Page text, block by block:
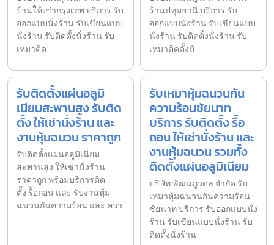
ร้านให้เช่ากรุงเทพ บริการ รับ
ออกแบบนั่งร้าน รับเขียนแบบ
นั่งร้าน รับติดตั้งนั่งร้าน รับ
เหมาติด
ร้านปทุมธานี บริการ รับ
ออกแบบนั่งร้าน รับเขียนแบบ
นั่งร้าน รับติดตั้งนั่งร้าน รับ
เหมาติดตั้งนั
รับติดตั้งแผ่นอลูมิ
เนียมสะพานสูง รับติด
ตั้ง ให้เช่านั่งร้าน และ
งานหุ้มฉนวน ราคาถูก
รับติดตั้งแผ่นอลูมิเนียม
สะพานสูง ให้เช่านั่งร้าน
ราคาถูก พร้อมบริการติด
ตั้ง รื้อถอน และ รับงานหุ้ม
ฉนวนกันความร้อน และ ควา
รับเหมาหุ้มฉนวนกัน
ความร้อนชัยนาท
บริการ รับติดตั้ง รื้อ
ถอน ให้เช่านั่งร้าน และ
งานหุ้มฉนวน รวมทั้ง
ติดตั้งแผ่นอลูมิเนียม
บริษัท พัฒนภูวดล จำกัด รับ
เหมาหุ้มฉนวนกันความร้อน
ชัยนาท บริการ รับออกแบบนั่ง
ร้าน รับเขียนแบบนั่งร้าน รับ
ติดตั้งนั่งร้าน